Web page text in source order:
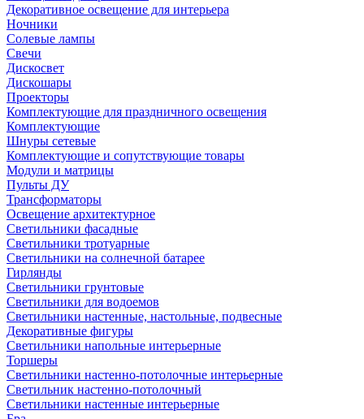
Декоративное освещение для интерьера
Ночники
Солевые лампы
Свечи
Дискосвет
Дискошары
Проекторы
Комплектующие для праздничного освещения
Комплектующие
Шнуры сетевые
Комплектующие и сопутствующие товары
Модули и матрицы
Пульты ДУ
Трансформаторы
Освещение архитектурное
Светильники фасадные
Светильники тротуарные
Светильники на солнечной батарее
Гирлянды
Светильники грунтовые
Светильники для водоемов
Светильники настенные, настольные, подвесные
Декоративные фигуры
Светильники напольные интерьерные
Торшеры
Светильники настенно-потолочные интерьерные
Светильник настенно-потолочный
Светильники настенные интерьерные